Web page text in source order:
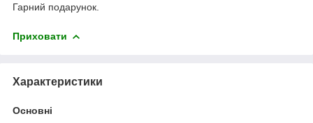
Гарний подарунок.
Приховати
Характеристики
Основні